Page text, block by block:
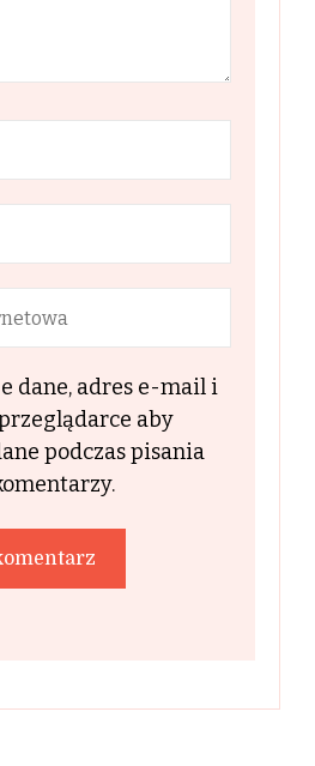
dane, adres e-mail i
aby
podczas pisania